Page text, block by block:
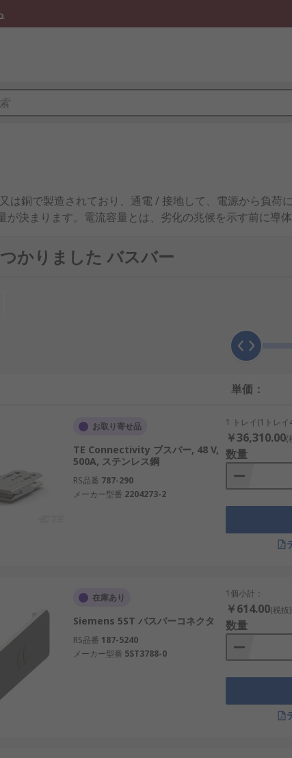
は銅で製造されており、通電 / 接地して、電源から負荷
決まります。電流容量とは、劣化の兆候を示す前に導
途によって異なります。商用及び産業用の一般的なバ
とおりです。
使用されます。アルミロッドや銅バーで製造されており
金属構造の間に設置されています。このバスバーは、サ
似ており、 絶縁体で支持された剛体のバーです。
かりました バスバー
単価：
お取り寄せ品
TE Connectivity ブスバー, 48 V,
500A, ステンレス鋼
RS品番 787-290
メーカー型番 2204273-2
1 トレイ(1トレイ
￥36,310.00(
数量
在庫あり
Siemens 5ST バスバーコネクタ
RS品番 187-5240
メーカー型番 5ST3788-0
1個小計：
￥614.00(税抜)
数量